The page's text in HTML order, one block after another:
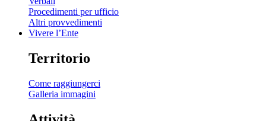
Procedimenti per ufficio
Altri provvedimenti
Vivere l’Ente
Territorio
Come raggiungerci
Galleria immagini